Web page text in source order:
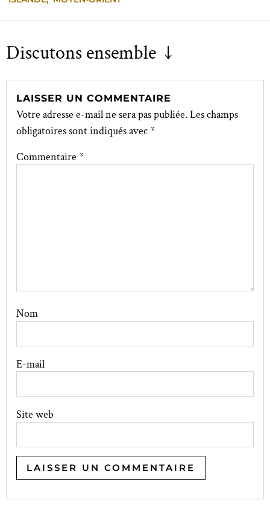
Discutons ensemble ↓
LAISSER UN COMMENTAIRE
Votre adresse e-mail ne sera pas publiée. Les champs
obligatoires sont indiqués avec*
Commentaire *
Nom
E-mail
Site web